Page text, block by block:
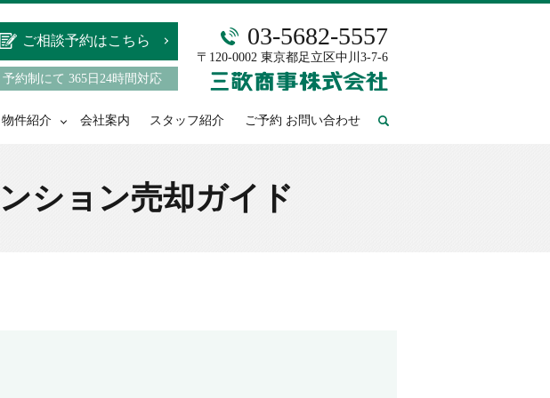
物件紹介 会社案内 スタッフ紹介 ご予約 お問い合わせ search
ご相談予約はこちら
予約制にて 365日24時間対応
03-5682-5557
〒120-0002 東京都足立区中川3-7-6
ション売却ガイド